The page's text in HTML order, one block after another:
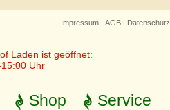
Impressum | AGB | Datenschutz
Laden ist geöffnet:
Uhr
Shop Service